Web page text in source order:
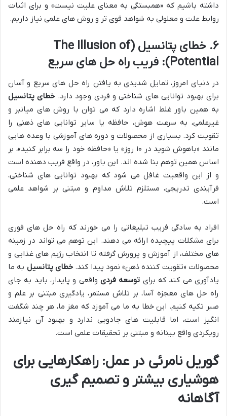
داشته باشیم که «همبستگی به معنای علیت نیست» و برای اثبات
روابط علت و معلولی به شواهد قوی تر و روش های علمی نیاز داریم.
۶. خطای پتانسیل (The Illusion of
Potential): فریب راه حل های سریع
در دنیای امروز، تمایل شدیدی به یافتن راه حل های سریع و آسان
برای بهبود توانایی های شناختی و فردی وجود دارد. خطای پتانسیل
به همین باور غلط اشاره دارد که می توان با روش های میانبر و
غیرعلمی، به سرعت هوش، حافظه یا سایر توانایی های ذهنی را
تقویت کرد. بسیاری از محصولات و دوره های آموزشی با وعده هایی
مانند «باهوش شوید در ۱۰ روز» یا «حافظه خود را سه برابر کنید»، بر
اساس همین توهم بنا شده اند. این باور، در واقع فریب دهنده است
و از این واقعیت غافل می شود که بهبود توانایی های شناختی،
فرآیندی تدریجی، مستلزم تلاش مداوم و مبتنی بر شواهد علمی
است.
افراد به سادگی فریب تبلیغاتی را می خورند که راه حل های فوری
برای مشکلات پیچیده ارائه می دهند. این توهم می تواند در زمینه
های مختلف، از آموزش و پرورش گرفته تا انتخاب رژیم های غذایی و
محصولات «تقویت کننده ذهن» نمود پیدا کند.خطای پتانسیل به ما
یادآوری می کند که برای توسعه فردی واقعی و پایدار، باید به جای
راه حل های معجزه آسا، بر تلاش مستمر، یادگیری مبتنی بر علم و
صبر تکیه کنیم. این خطا به ما می آموزد که مغز ما، هر چند شگفت
انگیز است، اما قابلیت های جادویی ندارد و بهبود آن نیازمند
رویکردی واقع بینانه و مبتنی بر تحقیقات علمی است.
گوریل نامرئی در عمل: راهکارهایی برای
هوشیاری بیشتر و تصمیم گیری
آگاهانه